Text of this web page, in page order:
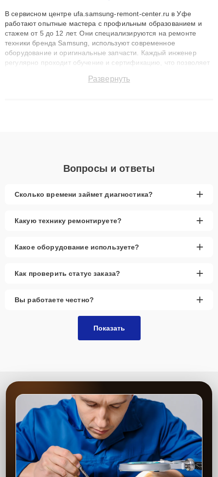
В сервисном центре ufa.samsung-remont-center.ru в Уфе
работают опытные мастера с профильным образованием и
стажем от 5 до 12 лет. Они специализируются на ремонте
техники бренда Samsung, используют современное
оборудование и оригинальные запчасти. Каждый инженер
регулярно проходит обучение и сертификацию, что позволяет
технику с сохранением гарантии до 3 лет. Наши мастера
Развернуть
Вопросы и ответы
Сколько времени займет диагностика? +
Какую технику ремонтируете? +
Какое оборудование используете? +
Как проверить статус заказа? +
Вы работаете честно? +
Показать